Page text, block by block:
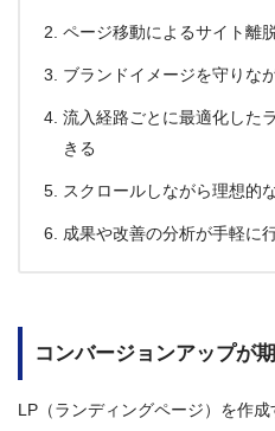
ページ移動によるサイト離
ブランドイメージを守りな
流入経路ごとに最適化した
きる
スクロールしながら理想的
成果や改善の分析が手軽に
コンバージョンアップが
LP（ランディングページ）を作成